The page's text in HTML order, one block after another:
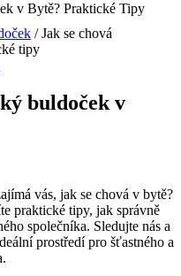
/ Jak se chová
tipy
buldoček v
vás,⁣ jak se chová v‍ bytě?⁣
praktické tipy, jak správně
společníka. Sledujte nás a
prostředí pro šťastného a